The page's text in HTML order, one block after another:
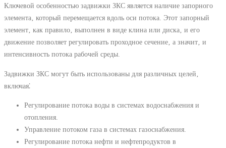
Ключевой особенностью задвижки ЗКС является наличие запорного
элемента‚ который перемещается вдоль оси потока. Этот запорный
элемент‚ как правило‚ выполнен в виде клина или диска‚ и его
движение позволяет регулировать проходное сечение‚ а значит‚ и
интенсивность потока рабочей среды.
Задвижки ЗКС могут быть использованы для различных целей‚
включая⁚
Регулирование потока воды в системах водоснабжения и
отопления.
Управление потоком газа в системах газоснабжения.
Регулирование потока нефти и нефтепродуктов в